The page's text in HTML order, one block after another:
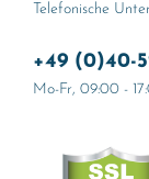
Telefonische
+49 (0)40-
Mo-Fr, 09:00 -